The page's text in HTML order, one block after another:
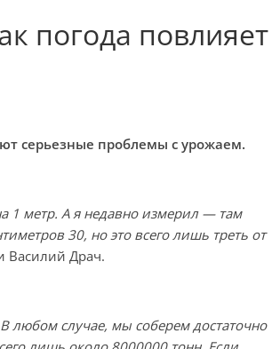
погода повлияет
серьезные проблемы с урожаем.
1 метр. А я недавно измерил — там
30, но это всего лишь треть от
Василий Драч.
любом случае, мы соберем достаточно